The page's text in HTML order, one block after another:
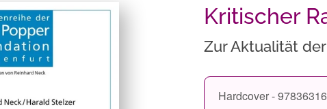
Kritischer
Zur Aktualität
Hardcover -